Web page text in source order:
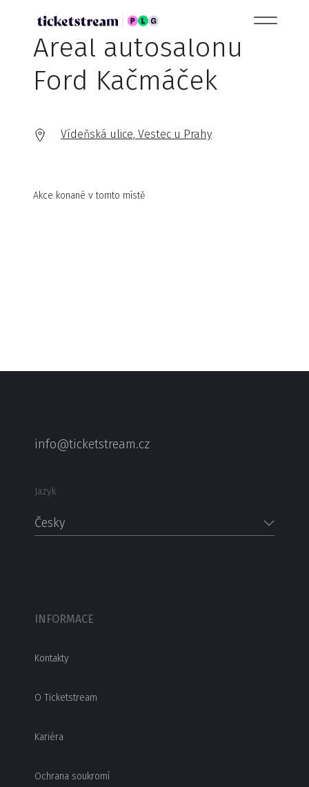
Areál autosalonu
Ford Kačmáček
Vídeňská ulice, Vestec u Prahy
Akce konané v tomto místě
info@ticketstream.cz
Jazyk
Česky
INFORMACE
Kontakty
O Ticketstream
Kariéra
Ochrana soukromí